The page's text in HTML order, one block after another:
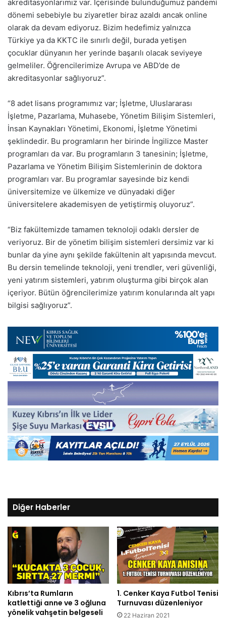
akreditasyonlarımız var. İçerisinde bulunduğumuz pandemi
dönemi sebebiyle bu ziyaretler biraz azaldı ancak online
olarak da devam ediyoruz. Bizim hedefimiz yalnızca
Türkiye ya da KKTC ile sınırlı değil, burada yetişen
çocuklar dünyanın her yerinde başarılı olacak seviyeye
gelmeliler. Öğrencilerimize Avrupa ve ABD’de de
akreditasyonlar sağlıyoruz”.
“8 adet lisans programımız var; İşletme, Uluslararası
İşletme, Pazarlama, Muhasebe, Yönetim Bilişim Sistemleri,
İnsan Kaynakları Yönetimi, Ekonomi, İşletme Yönetimi
şeklindedir. Bu programların her birinde İngilizce Master
programları da var. Bu programların 3 tanesinin; İşletme,
Pazarlama ve Yönetim Bilişim Sistemlerinin de doktora
programları var. Bu programlar sayesinde biz kendi
üniversitemize ve ülkemize ve dünyadaki diğer
üniversitelere akademisyen de yetiştirmiş oluyoruz”.
“Biz fakültemizde tamamen teknoloji odaklı dersler de
veriyoruz. Bir de yönetim bilişim sistemleri dersimiz var ki
bunlar da yine aynı şekilde fakültenin alt yapısında mevcut.
Bu dersin temelinde teknoloji, yeni trendler, veri güvenliği,
yeni yatırım sistemleri, yatırım oluşturma gibi birçok alan
içeriyor. Bütün öğrencilerimize yatırım konularında alt yapı
bilgisi sağlıyoruz”.
Diğer Haberler
Kıbrıs’ta Rumların
katlettiği anne ve 3 oğluna
yönelik vahşetin belgeseli
1. Cenker Kaya Futbol Tenisi
Turnuvası düzenleniyor
22 Haziran 2021